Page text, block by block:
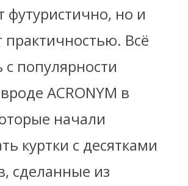
футуристично, но и
практичностью. Всё
с популярности
ACRONYM в
начали
куртки с десятками
сделанные из